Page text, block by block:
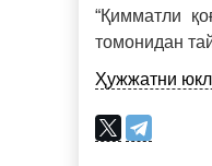
“Қимматли
томонидан
Ҳужжатни